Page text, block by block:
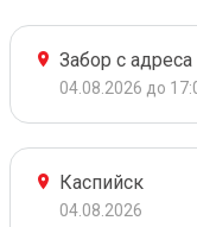
Забор с адреса
04.08.2026 до
Каспийск
04.08.2026